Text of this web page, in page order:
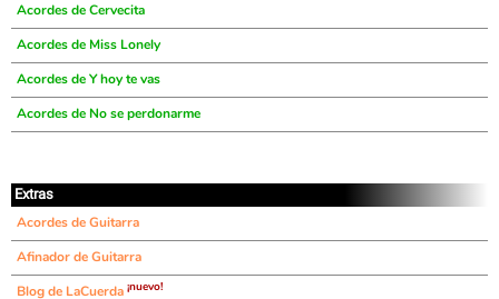
Acordes de Cervecita
Acordes de Miss Lonely
Acordes de Y hoy te vas
Acordes de No se perdonarme
Extras
Acordes de Guitarra
Afinador de Guitarra
Blog de LaCuerda ¡nuevo!